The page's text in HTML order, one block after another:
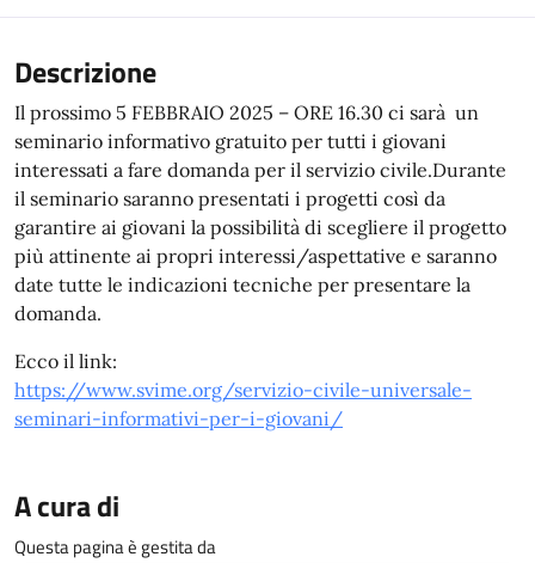
Descrizione
Il prossimo 5 FEBBRAIO 2025 – ORE 16.30 ci sarà un
seminario informativo gratuito per tutti i giovani
interessati a fare domanda per il servizio civile.Durante
il seminario saranno presentati i progetti così da
garantire ai giovani la possibilità di scegliere il progetto
più attinente ai propri interessi/aspettative e saranno
date tutte le indicazioni tecniche per presentare la
domanda.
Ecco il link:
https://www.svime.org/servizio-civile-universale-
seminari-informativi-per-i-giovani/
A cura di
Questa pagina è gestita da